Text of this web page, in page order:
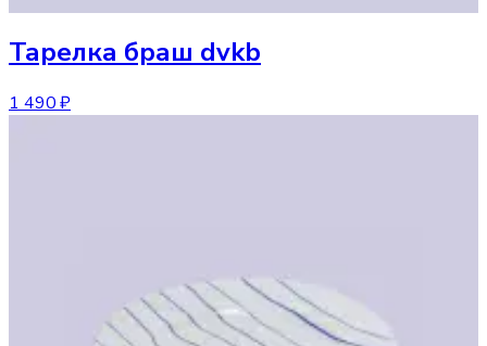
Тарелка браш dvkb
1 490 ₽